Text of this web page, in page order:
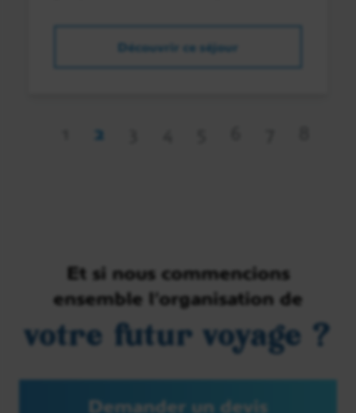
Découvrir ce séjour
2
Et si nous commencions
ensemble l’organisation de
votre futur voyage ?
Demander un devis